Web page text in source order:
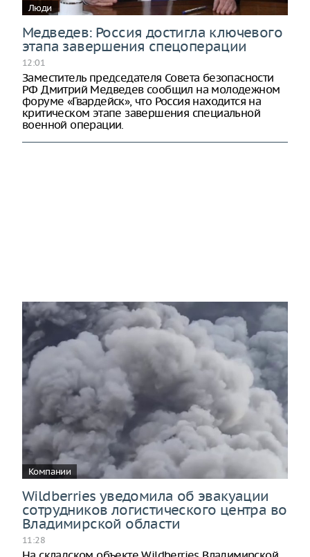
Люди
Медведев: Россия достигла ключевого
этапа завершения спецоперации
12:01
Заместитель председателя Совета безопасности
РФ Дмитрий Медведев сообщил на молодежном
форуме «Гвардейск», что Россия находится на
критическом этапе завершения специальной
военной операции.
Компании
Wildberries уведомила об эвакуации
сотрудников логистического центра во
Владимирской области
11:28